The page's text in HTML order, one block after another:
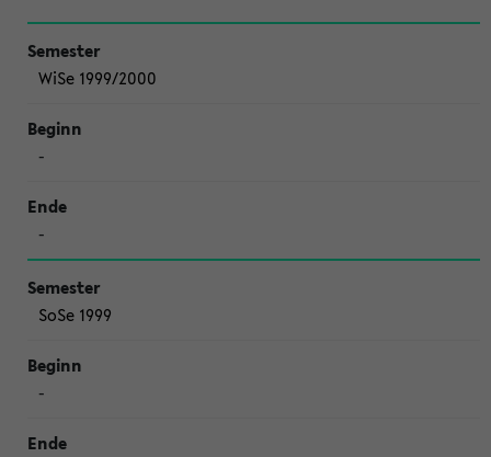
WiSe 1999/2000
-
-
SoSe 1999
-